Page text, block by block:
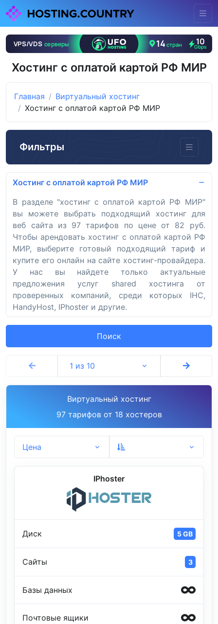
Хостинг с оплатой картой РФ МИР
Главная
Виртуальный хостинг
Хостинг с оплатой картой РФ МИР
Фильтры
Хостинг с оплатой картой РФ МИР
В разделе "хостинг с оплатой картой РФ МИР"
вы можете выбрать подходящий хостинг для
веб сайта из 97 тарифов по цене от 82 руб.
Чтобы арендовать хостинг с оплатой картой РФ
МИР, выберите готовый подходящий тариф и
купите его онлайн на сайте хостинг-провайдера.
У нас вы найдете только актуальные
предложения услуг shared хостинга от
проверенных компаний, среди которых IHC,
HandyHost, IPhoster и другие.
Поиск
1 из 10
Виртуальный хостинг
97 тарифов от 18 хостеров
Цена
IPhoster
Диск 5 GB
Сайты 3
Базы данных
Почтовые ящики